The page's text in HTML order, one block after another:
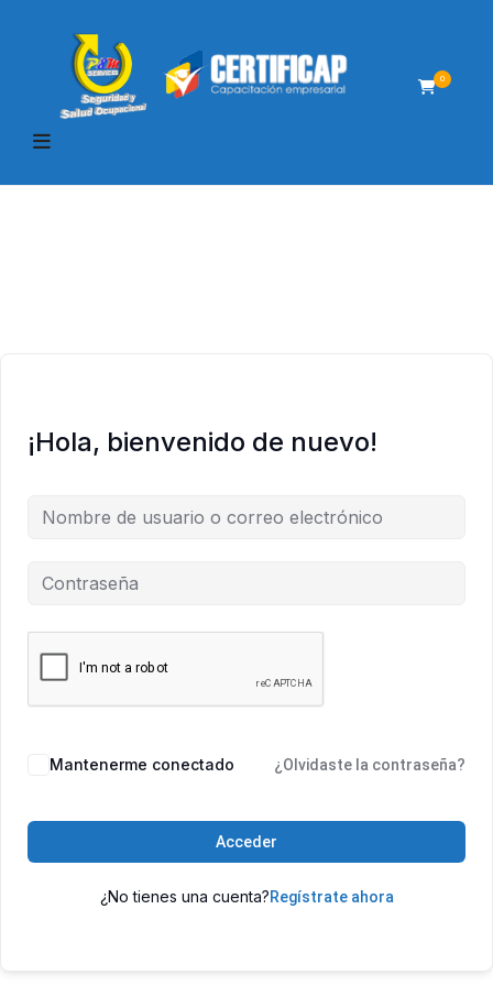
0
¡Hola, bienvenido de nuevo!
Mantenerme conectado ¿Olvidaste la contraseña?
Acceder
¿No tienes una cuenta?Regístrate ahora